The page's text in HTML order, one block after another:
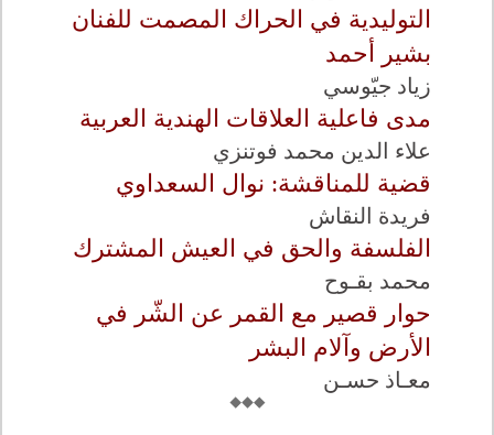
التوليدية في الحراك المصمت للفنان
بشير أحمد
زياد جيّوسي
مدى فاعلية العلاقات الهندية العربية
علاء الدين محمد فوتنزي
قضية للمناقشة: نوال السعداوي
فريدة النقاش
الفلسفة والحق في العيش المشترك
محمد بقـوح
حوار قصير مع القمر عن الشّر في
الأرض وآلام البشر
معـاذ حسـن